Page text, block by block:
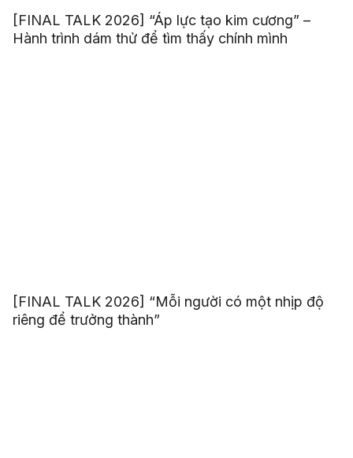
[FINAL TALK 2026] “Áp lực tạo kim cương” –
Hành trình dám thử để tìm thấy chính mình
[FINAL TALK 2026] “Mỗi người có một nhịp độ
riêng để trưởng thành”